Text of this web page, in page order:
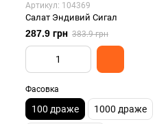
Артикул: 104369
Салат Эндивий Сигал
287.9 грн 383.9 грн
Фасовка
100 драже 1000 драже